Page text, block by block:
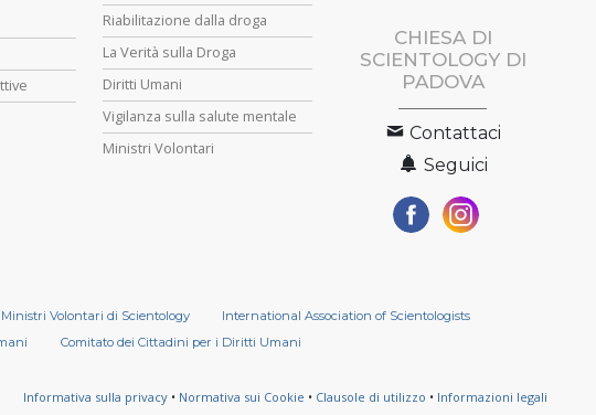
Riabilitazione dalla droga
La Verità sulla Droga
Diritti Umani
Vigilanza sulla salute mentale
Ministri Volontari
CHIESA DI
SCIENTOLOGY DI
PADOVA
Contattaci
Seguici
Ministri Volontari di Scientology
International Association of Scientologists
Comitato dei Cittadini per i Diritti Umani
Informativa sulla privacy • Normativa sui Cookie • Clausole di utilizzo • Informazioni legali